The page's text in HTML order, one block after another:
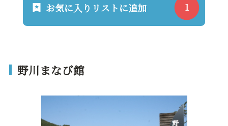
お気に入りリストに追加
野川まなび館